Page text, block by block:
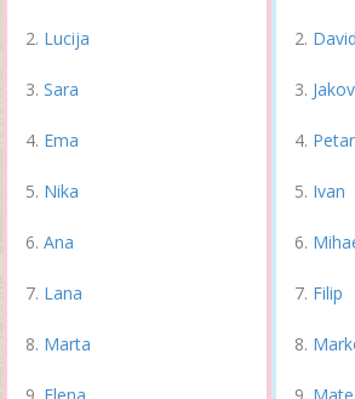
Lucija
Sara
Ema
Nika
Ana
Lana
Marta
Elena
David
Jakov
Petar
Ivan
Filip